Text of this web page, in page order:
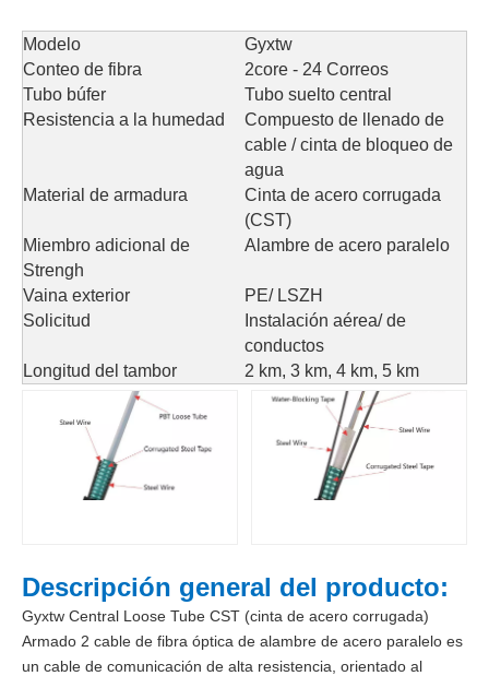
Modelo
Gyxtw
Conteo de fibra
2core - 24 Correos
Tubo búfer
Tubo suelto central
Resistencia a la humedad
Compuesto de llenado de
cable / cinta de bloqueo de
agua
Material de armadura
Cinta de acero corrugada
(CST)
Miembro adicional de
Strengh
Alambre de acero paralelo
Vaina exterior
PE/ LSZH
Solicitud
Instalación aérea/ de
conductos
Longitud del tambor
2 km, 3 km, 4 km, 5 km
Descripción general del producto:
Gyxtw Central Loose Tube CST (cinta de acero corrugada)
Armado 2 cable de fibra óptica de alambre de acero paralelo es
un cable de comunicación de alta resistencia, orientado al